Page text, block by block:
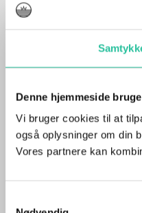
Denne hjemmeside
Vi bruger cookies til at
også oplysninger om din
Vores partnere kan